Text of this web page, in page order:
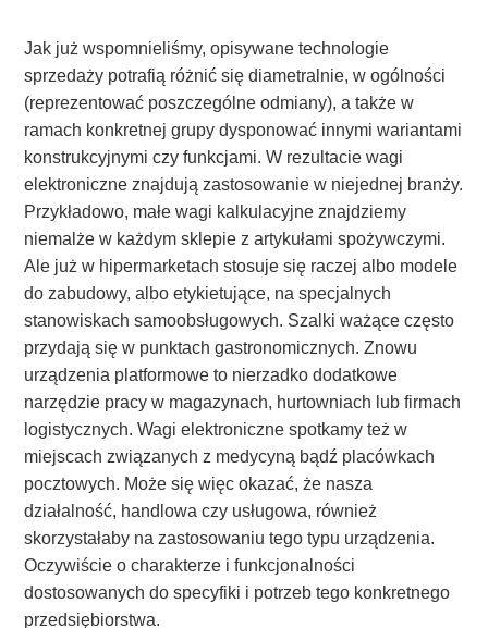
Jak już wspomnieliśmy, opisywane technologie
sprzedaży potrafią różnić się diametralnie, w ogólności
(reprezentować poszczególne odmiany), a także w
ramach konkretnej grupy dysponować innymi wariantami
konstrukcyjnymi czy funkcjami. W rezultacie wagi
elektroniczne znajdują zastosowanie w niejednej branży.
Przykładowo, małe wagi kalkulacyjne znajdziemy
niemalże w każdym sklepie z artykułami spożywczymi.
Ale już w hipermarketach stosuje się raczej albo modele
do zabudowy, albo etykietujące, na specjalnych
stanowiskach samoobsługowych. Szalki ważące często
przydają się w punktach gastronomicznych. Znowu
urządzenia platformowe to nierzadko dodatkowe
narzędzie pracy w magazynach, hurtowniach lub firmach
logistycznych. Wagi elektroniczne spotkamy też w
miejscach związanych z medycyną bądź placówkach
pocztowych. Może się więc okazać, że nasza
działalność, handlowa czy usługowa, również
skorzystałaby na zastosowaniu tego typu urządzenia.
Oczywiście o charakterze i funkcjonalności
dostosowanych do specyfiki i potrzeb tego konkretnego
przedsiębiorstwa.